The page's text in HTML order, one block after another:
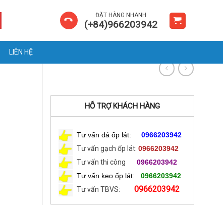
ĐẶT HÀNG NHANH
(+84)966203942
LIÊN HỆ
HỖ TRỢ KHÁCH HÀNG
Tư vấn đá ốp lát: 0966203942
Tư vấn gạch ốp lát: 0966203942
Tư vấn thi công
0966203942
Tư vấn keo ốp lát:
0966203942
Tư vấn TBVS:
0966203942